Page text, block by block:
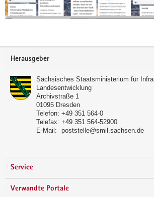
(© SMR)
Footer-
Herausgeber
Sächsisches Staatsministerium für
Landesentwicklung
Archivstraße 1
01095 Dresden
Telefon: +49 351 564-0
Telefax: +49 351 564-52900
E-Mail:
poststelle@smil.sachsen.de
Service
Verwandte Portale